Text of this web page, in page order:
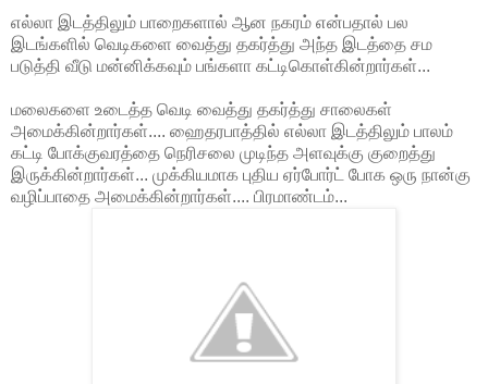
எல்லா இடத்திலும் பாறைகளால் ஆன நகரம் என்பதால் பல
இடங்களில் வெடிகளை வைத்து தகர்த்து அந்த இடத்தை சம
படுத்தி வீடு மன்னிக்கவும் பங்களா கட்டிகொள்கின்றார்கள்...
மலைகளை உடைத்த வெடி வைத்து தகர்த்து சாலைகள்
அமைக்கின்றார்கள்.... ஹைதரபாத்தில் எல்லா இடத்திலும் பாலம்
கட்டி போக்குவரத்தை நெரிசலை முடிந்த அளவுக்கு குறைத்து
இருக்கின்றார்கள்... முக்கியமாக புதிய ஏர்போர்ட் போக ஒரு நான்கு
வழிப்பாதை அமைக்கின்றார்கள்.... பிரமாண்டம்...